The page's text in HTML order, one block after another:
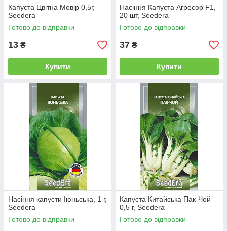
Капуста Цвітна Мовір 0,5г,
Seedera
Готово до відправки
13 ₴
Купити
Насіння Капуста Агресор F1,
20 шт, Seedera
Готово до відправки
37 ₴
Купити
Насіння капусти Іюньська, 1 г,
Seedera
Готово до відправки
Капуста Китайська Пак-Чой
0,5 г, Seedera
Готово до відправки